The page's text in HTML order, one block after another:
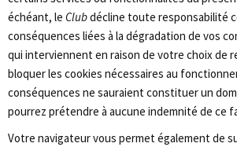
échéant, le Clubdécline toute responsabilité
conséquences liées à la dégradation de vos
qui interviennent en raison de votre choix de
bloquer les cookies nécessaires au
conséquences ne sauraient constituer un
pourrez prétendre à aucune indemnité de ce
Votre navigateur vous permet également de